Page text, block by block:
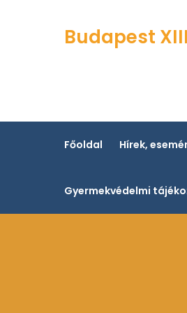
Budapest
Főoldal Hírek,
Gyermekvédelmi